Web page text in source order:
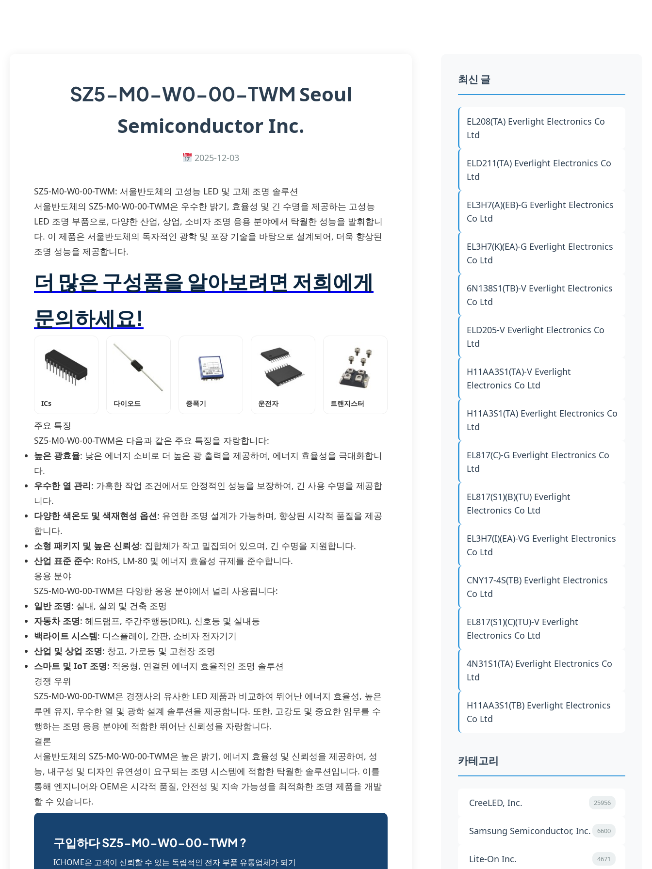
SZ5-M0-W0-00-TWM Seoul
Semiconductor Inc.
2025-12-03
SZ5-M0-W0-00-TWM: 서울반도체의 고성능 LED 및 고체 조명 솔루션
서울반도체의 SZ5-M0-W0-00-TWM은 우수한 밝기, 효율성 및 긴 수명을 제공하는 고성능
LED 조명 부품으로, 다양한 산업, 상업, 소비자 조명 응용 분야에서 탁월한 성능을 발휘합니
다. 이 제품은 서울반도체의 독자적인 광학 및 포장 기술을 바탕으로 설계되어, 더욱 향상된
조명 성능을 제공합니다.
더 많은 구성품을 알아보려면 저희에게
문의하세요!
ICs 다이오드 증폭기 운전자 트랜지스터
주요 특징
SZ5-M0-W0-00-TWM은 다음과 같은 주요 특징을 자랑합니다:
높은 광효율: 낮은 에너지 소비로 더 높은 광 출력을 제공하여, 에너지 효율성을 극대화합니
다.
우수한 열 관리: 가혹한 작업 조건에서도 안정적인 성능을 보장하여, 긴 사용 수명을 제공합
니다.
다양한 색온도 및 색재현성 옵션: 유연한 조명 설계가 가능하며, 향상된 시각적 품질을 제공
합니다.
소형 패키지 및 높은 신뢰성: 집합체가 작고 밀집되어 있으며, 긴 수명을 지원합니다.
산업 표준 준수: RoHS, LM-80 및 에너지 효율성 규제를 준수합니다.
응용 분야
SZ5-M0-W0-00-TWM은 다양한 응용 분야에서 널리 사용됩니다:
일반 조명: 실내, 실외 및 건축 조명
자동차 조명: 헤드램프, 주간주행등(DRL), 신호등 및 실내등
백라이트 시스템: 디스플레이, 간판, 소비자 전자기기
산업 및 상업 조명: 창고, 가로등 및 고천장 조명
스마트 및 IoT 조명: 적응형, 연결된 에너지 효율적인 조명 솔루션
경쟁 우위
SZ5-M0-W0-00-TWM은 경쟁사의 유사한 LED 제품과 비교하여 뛰어난 에너지 효율성, 높은
루멘 유지, 우수한 열 및 광학 설계 솔루션을 제공합니다. 또한, 고강도 및 중요한 임무를 수
행하는 조명 응용 분야에 적합한 뛰어난 신뢰성을 자랑합니다.
결론
서울반도체의 SZ5-M0-W0-00-TWM은 높은 밝기, 에너지 효율성 및 신뢰성을 제공하여, 성
능, 내구성 및 디자인 유연성이 요구되는 조명 시스템에 적합한 탁월한 솔루션입니다. 이를
통해 엔지니어와 OEM은 시각적 품질, 안전성 및 지속 가능성을 최적화한 조명 제품을 개발
할 수 있습니다.
구입하다 SZ5-M0-W0-00-TWM ?
ICHOME은 고객이 신뢰할 수 있는 독립적인 전자 부품 유통업체가 되기
최신 글
EL208(TA) Everlight Electronics Co
Ltd
ELD211(TA) Everlight Electronics Co
Ltd
EL3H7(A)(EB)-G Everlight Electronics
Co Ltd
EL3H7(K)(EA)-G Everlight Electronics
Co Ltd
6N138S1(TB)-V Everlight Electronics
Co Ltd
ELD205-V Everlight Electronics Co
Ltd
H11AA3S1(TA)-V Everlight
Electronics Co Ltd
H11A3S1(TA) Everlight Electronics Co
Ltd
EL817(C)-G Everlight Electronics Co
Ltd
EL817(S1)(B)(TU) Everlight
Electronics Co Ltd
EL3H7(I)(EA)-VG Everlight Electronics
Co Ltd
CNY17-4S(TB) Everlight Electronics
Co Ltd
EL817(S1)(C)(TU)-V Everlight
Electronics Co Ltd
4N31S1(TA) Everlight Electronics Co
Ltd
H11AA3S1(TB) Everlight Electronics
Co Ltd
카테고리
CreeLED, Inc. 25956
Samsung Semiconductor, Inc. 6600
Lite-On Inc. 4671